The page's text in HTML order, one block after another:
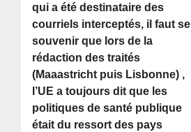
qui a été destinataire des
courriels interceptés, il faut se
souvenir que lors de la
rédaction des traités
(Maaastricht puis Lisbonne) ,
l’UE a toujours dit que les
politiques de santé publique
était du ressort des pays